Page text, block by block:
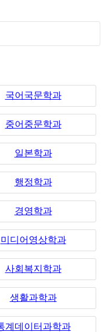
국어국문학과
중어중문학과
일본학과
행정학과
경영학과
미디어영상학과
사회복지학과
생활과학과
계데이터과학과